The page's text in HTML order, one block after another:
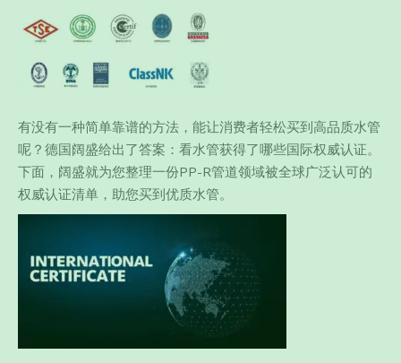
有没有一种简单靠谱的方法，能让消费者轻松买到高品质水管
呢？德国阔盛给出了答案：看水管获得了哪些国际权威认证。
下面，阔盛就为您整理一份PP-R管道领域被全球广泛认可的
权威认证清单，助您买到优质水管。